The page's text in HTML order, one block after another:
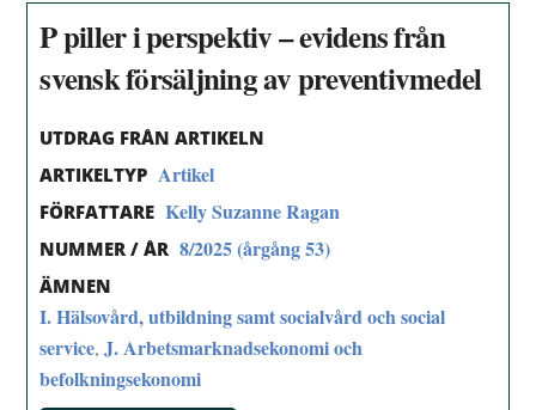
P piller i perspektiv – evidens från
svensk försäljning av preventivmedel
UTDRAG FRÅN ARTIKELN
ARTIKELTYP Artikel
FÖRFATTARE Kelly Suzanne Ragan
NUMMER / ÅR 8/2025 (årgång 53)
ÄMNEN
I. Hälsovård, utbildning samt socialvård och social
service,J. Arbetsmarknadsekonomi och
befolkningsekonomi